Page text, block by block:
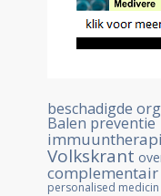
beschadigde
Balen preventie
Volkskrant
complementair
personalised medicin